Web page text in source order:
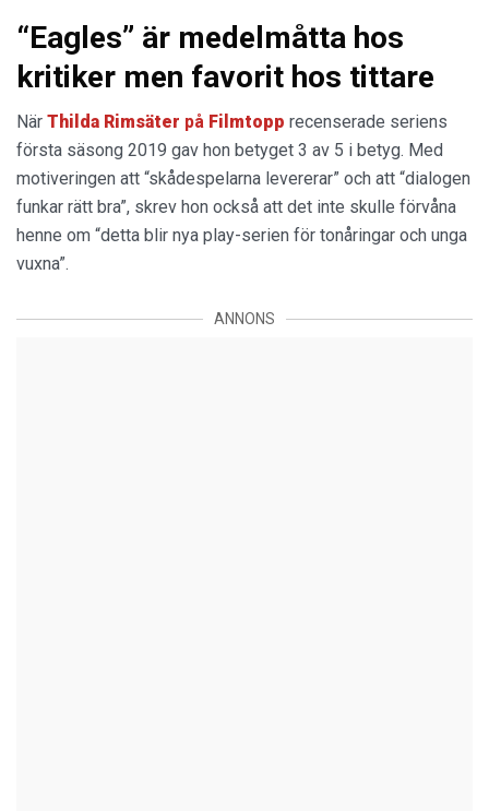
“Eagles” är medelmåtta hos
kritiker men favorit hos tittare
När Thilda Rimsäter på Filmtopp recenserade seriens
första säsong 2019 gav hon betyget 3 av 5 i betyg. Med
motiveringen att “skådespelarna levererar” och att “dialogen
funkar rätt bra”, skrev hon också att det inte skulle förvåna
henne om “detta blir nya play-serien för tonåringar och unga
vuxna”.
ANNONS